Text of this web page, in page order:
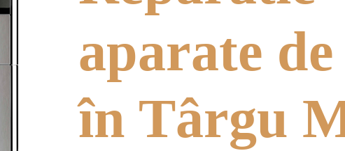
aparate
în Târgu